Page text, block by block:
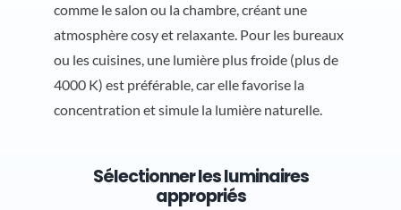
comme le salon ou la chambre, créant une
atmosphère cosy et relaxante. Pour les bureaux
ou les cuisines, une lumière plus froide (plus de
4000 K) est préférable, car elle favorise la
concentration et simule la lumière naturelle.
Sélectionner les luminaires
appropriés